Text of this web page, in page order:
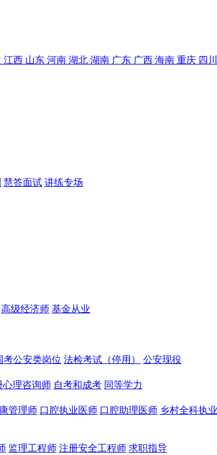
江西 山东 河南 湖北 湖南 广东 广西 海南 重庆 四川
慧答面试 讲练专场
高级经济师 基金从业
考公安类岗位 法检考试（停用）
公安现役
心理咨询师 自考和成考 同等学力
管理师 口腔执业医师 口腔助理医师 乡村全科执
监理工程师 注册安全工程师 求职指导